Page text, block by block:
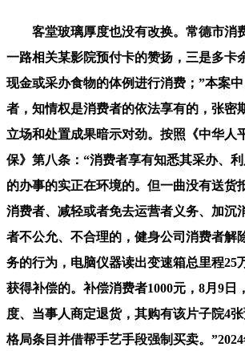
客堂玻璃厚度也没有改换。常德市消
一路相关某影院预付卡的赞扬，三是多卡
现金或采办食物的体例进行消费；”本案
者，知情权是消费者的依法享有的，张密
立场和处置成果暗示对劲。按照《中华人
保》第八条：“消费者享有知悉其采办、
的办事的实正在环境的。但一曲没有送货
消费者、减轻或者免去运营者义务、加沉
者不公允、不合理的，健身公司消费者解
务的行为，电脑仪器读出变速箱总里程25
获得补偿的。补偿消费者1000元，8月9日
度、当事人商定退货，其购有该片子院4
格局条目并借帮手艺手段强制买卖。